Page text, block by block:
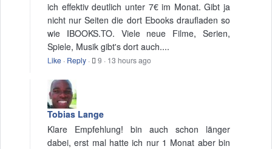
ich effektiv deutlich unter 7€ im Monat. Gibt ja
nicht nur Seiten die dort Ebooks draufladen so
wie IBOOKS.TO. Viele neue Filme, Serien,
Spiele, Musik gibt's dort auch....
Like · Reply · 9 · 13 hours ago
Tobias Lange
Klare Empfehlung! bin auch schon länger
dabei, erst mal hatte ich nur 1 Monat aber bin